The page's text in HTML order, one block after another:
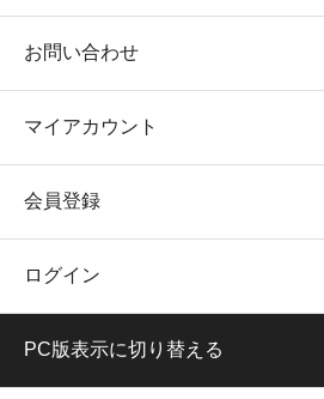
お問い合わせ
マイアカウント
会員登録
ログイン
PC版表示に切り替える